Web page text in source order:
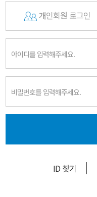
개인회원 로그인
ID 찾기